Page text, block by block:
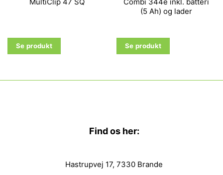
Se produkt
(5 Ah) og lader
Se produkt
Find os her:
Hastrupvej 17, 7330 Brande